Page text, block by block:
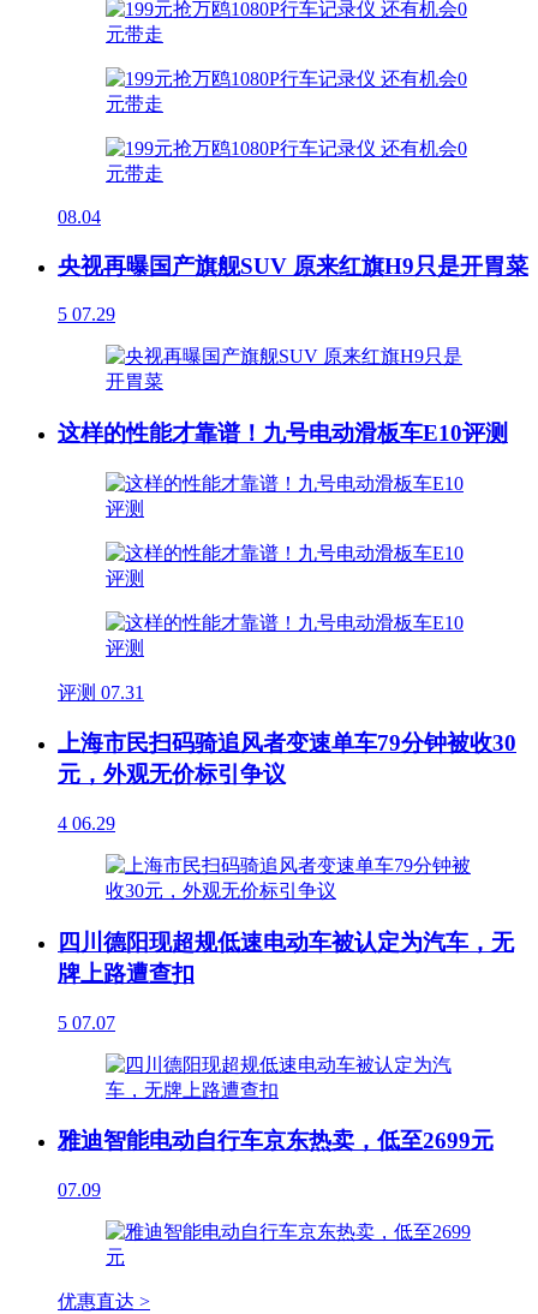
08.04
央视再曝国产旗舰SUV 原来红旗H9只是开胃菜
5 07.29
这样的性能才靠谱！九号电动滑板车E10评测
评测 07.31
上海市民扫码骑追风者变速单车79分钟被收30
元，外观无价标引争议
4 06.29
四川德阳现超规低速电动车被认定为汽车，无
牌上路遭查扣
5 07.07
雅迪智能电动自行车京东热卖，低至2699元
07.09
优惠直达 >